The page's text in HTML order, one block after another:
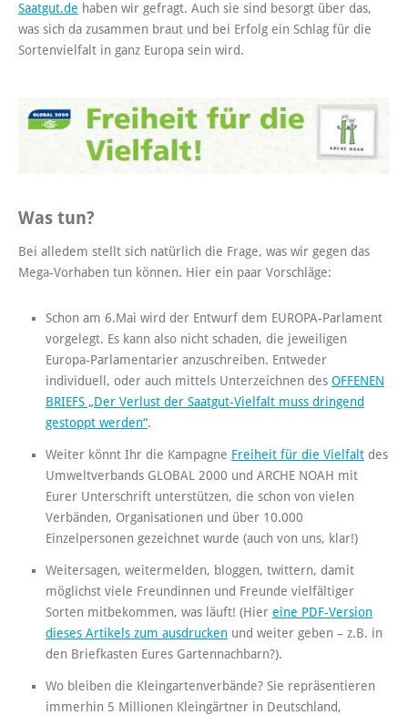
Saatgut.de haben wir gefragt. Auch sie sind besorgt über das,
was sich da zusammen braut und bei Erfolg ein Schlag für die
Sortenvielfalt in ganz Europa sein wird.
Was tun?
Bei alledem stellt sich natürlich die Frage, was wir gegen das
Mega-Vorhaben tun können. Hier ein paar Vorschläge:
Schon am 6.Mai wird der Entwurf dem EUROPA-Parlament
vorgelegt. Es kann also nicht schaden, die jeweiligen
Europa-Parlamentarier anzuschreiben. Entweder
individuell, oder auch mittels Unterzeichnen des OFFENEN
BRIEFS „Der Verlust der Saatgut-Vielfalt muss dringend
gestoppt werden“.
Weiter könnt Ihr die Kampagne Freiheit für die Vielfalt des
Umweltverbands GLOBAL 2000 und ARCHE NOAH mit
Eurer Unterschrift unterstützen, die schon von vielen
Verbänden, Organisationen und über 10.000
Einzelpersonen gezeichnet wurde (auch von uns, klar!)
Weitersagen, weitermelden, bloggen, twittern, damit
möglichst viele Freundinnen und Freunde vielfältiger
Sorten mitbekommen, was läuft! (Hier eine PDF-Version
dieses Artikels zum ausdrucken und weiter geben – z.B. in
den Briefkasten Eures Gartennachbarn?).
Wo bleiben die Kleingartenverbände? Sie repräsentieren
immerhin 5 Millionen Kleingärtner in Deutschland,